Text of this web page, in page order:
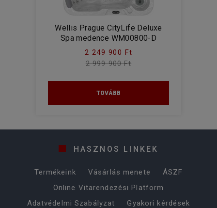
Wellis Prague CityLife Deluxe
Spa medence WM00800-D
2 249 900 Ft
2 999 900 Ft
TOVÁBB
HASZNOS LINKEK
Termékeink Vásárlás menete
ÁSZF
Online Vitarendezési Platform
Adatvédelmi Szabályzat
Gyakori kérdések